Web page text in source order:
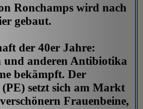
Ronchamps wird nach
gebaut.
der 40er Jahre:
anderen Antibiotika
bekämpft. Der
setzt sich am Markt
Frauenbeine,